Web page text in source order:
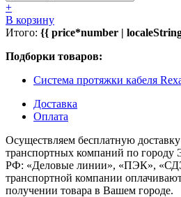
+
В корзину
Итого: {{ price*number |
Подборки товаров:
Система протяжки кабеля
Доставка
Оплата
Осуществляем бесплатную
транспортных компаний по городу
РФ: «Деловые линии», «ПЭК»,
транспортной компании
получении товара в Вашем городе.